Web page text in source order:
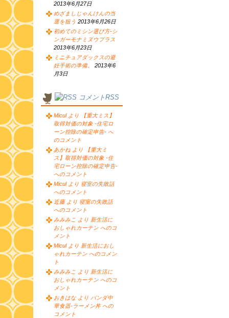
2013年6月27日
めざましじゃんけんの当
選を狙う 2013年6月26日
初めてのミシン選び方-シ
ンガーモナミヌウプラス
2013年6月23日
ミニチュアダックスの避
妊手術の準備。
2013年6
月3日
コメントRSS
Micul より 【重大ミス】
取得対価の対象 -住宅ロ
ーン控除の確定申告- へ
のコメント
あかね より 【重大ミ
ス】取得対価の対象 -住
宅ローン控除の確定申告-
へのコメント
Micul より 寝室の失敗話
へのコメント
近藤 より 寝室の失敗話
へのコメント
みみみこ より 新生活に
おしゃれカーテン へのコ
メント
Micul より 新生活におし
ゃれカーテン へのコメン
ト
みみみこ より 新生活に
おしゃれカーテン へのコ
メント
おきはな より パンダ中
華食器-ラーメン丼 への
コメント